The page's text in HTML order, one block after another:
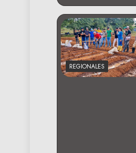
REGIONALES